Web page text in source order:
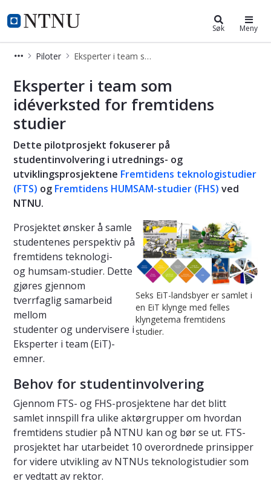
NTNU Hjemmeside
Fremtidens teknologistudierSøk Meny
Piloter Eksperter i team som idéverksted for fremtidens studier
Eksperter i team som idéverksted
Eksperter i team som
idéverksted for fremtidens
studier
Dette pilotprosjekt fokuserer på
studentinvolvering i utrednings- og
utviklingsprosjektene Fremtidens teknologistudier
(FTS) og Fremtidens HUMSAM-studier (FHS) ved
NTNU.
Seks EiT-landsbyer er samlet i
en EiT klynge med felles
klyngetema fremtidens
studier.
Prosjektet ønsker å samle
studentenes perspektiv på
fremtidens teknologi-
og humsam-studier. Dette
gjøres gjennom
tverrfaglig samarbeid
mellom
studenter og undervisere i
Eksperter i team (EiT)-
emner.
Behov for studentinvolvering
Gjennom FTS- og FHS-prosjektene har det blitt
samlet innspill fra ulike aktørgrupper om hvordan
fremtidens studier på NTNU kan og bør se ut. FTS-
prosjektet har utarbeidet 10 overordnede prinsipper
for videre utvikling av NTNUs teknologistudier som
er vedtatt av rektor.